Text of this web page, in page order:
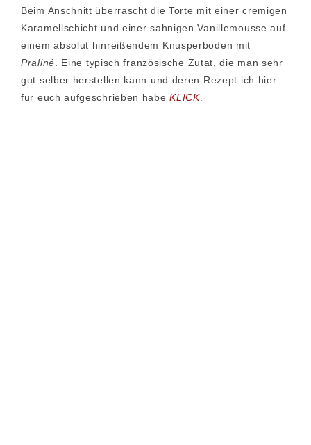
Beim Anschnitt überrascht die Torte mit einer cremigen
Karamellschicht und einer sahnigen Vanillemousse auf
einem absolut hinreißendem Knusperboden mit
Praliné . Eine typisch französische Zutat, die man sehr
gut selber herstellen kann und deren Rezept ich hier
für euch aufgeschrieben habeKLICK.